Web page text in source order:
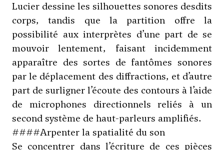
Lucier dessine les silhouettes sonores desdits
corps, tandis que la partition offre la
possibilité aux interprètes d’une part de se
mouvoir lentement, faisant incidemment
apparaître des sortes de fantômes sonores
par le déplacement des diffractions, et d’autre
part de surligner l’écoute des contours à l’aide
de microphones directionnels reliés à un
second système de haut-parleurs amplifiés.
####Arpenter la spatialité du son
Se concentrer dans l’écriture de ces pièces